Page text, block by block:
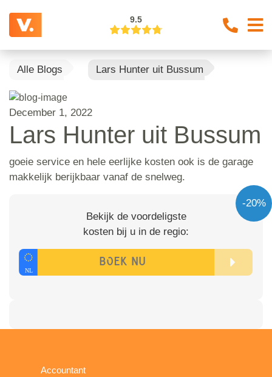
9.5
Alle Blogs Lars Hunter uit Bussum
December 1, 2022
Lars Hunter uit Bussum
goeie service en hele eerlijke kosten ook is de garage
makkelijk berijkbaar vanaf de snelweg.
-20%
Bekijk de voordeligste
kosten bij u in de regio:
Accountant